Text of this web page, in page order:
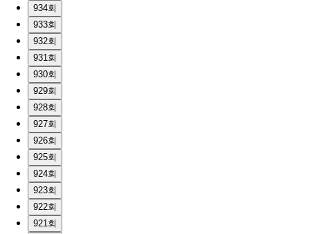
934회
933회
932회
931회
930회
929회
928회
927회
926회
925회
924회
923회
922회
921회